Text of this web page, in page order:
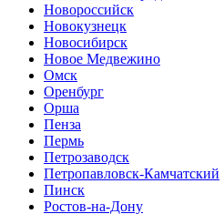
Новороссийск
Новокузнецк
Новосибирск
Новое Медвежино
Омск
Оренбург
Орша
Пенза
Пермь
Петрозаводск
Петропавловск-Камчатский
Пинск
Ростов-на-Дону